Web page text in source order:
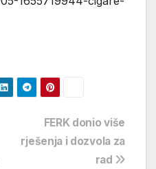
FERK donio više
rješenja i dozvola za
rad